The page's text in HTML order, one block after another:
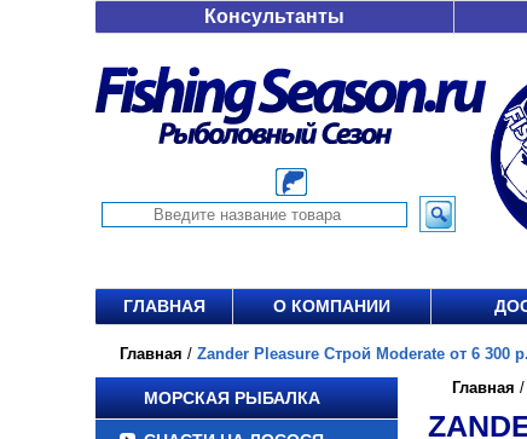
Консультанты
ГЛАВНАЯ О КОМПАНИИ
Главная / Zander Pleasure Строй Moderate от 6 300 р.
МОРСКАЯ РЫБАЛКА
Главная /